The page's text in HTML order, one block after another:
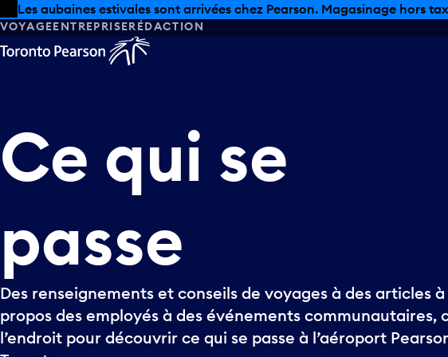
Skip to offers
Passer au contenu principal
Les aubaines estivales sont arrivées chez Pearson. Magasinage hors
VOYAGEENTREPRISERÉDACTION
Ce qui se
passe
Des renseignements et conseils de voyages à des articles à
propos des employés à des événements communautaires,
l’endroit pour découvrir ce qui se passe à l’aéroport